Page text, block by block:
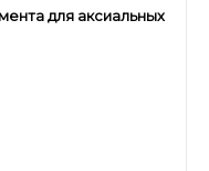
для аксиальных